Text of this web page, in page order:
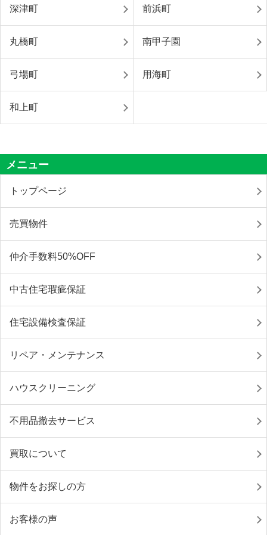
深津町 前浜町
丸橋町 南甲子園
弓場町 用海町
和上町
メニュー
トップページ
売買物件
仲介手数料50%OFF
中古住宅瑕疵保証
住宅設備検査保証
リペア・メンテナンス
ハウスクリーニング
不用品撤去サービス
買取について
物件をお探しの方
お客様の声